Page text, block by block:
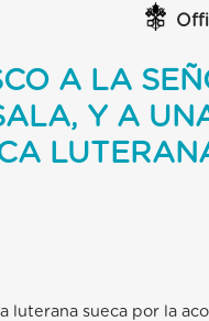
A LA
Y A
luterana sueca por la